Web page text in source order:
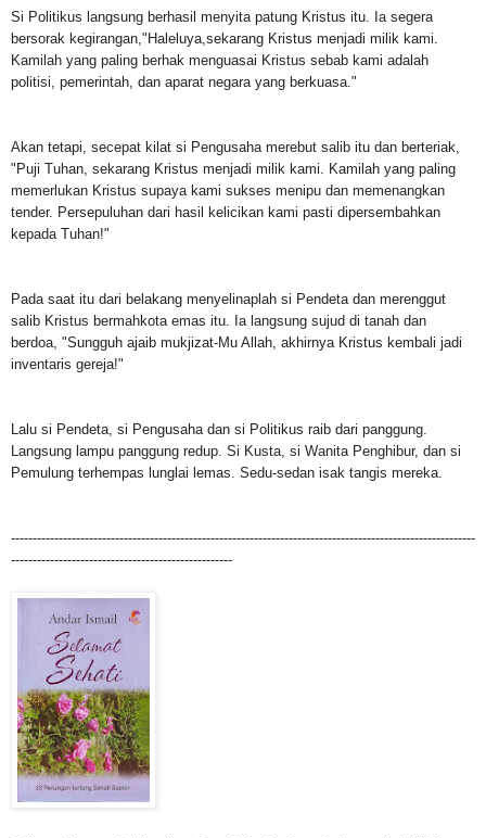
Si Politikus langsung berhasil menyita patung Kristus itu. Ia segera
bersorak kegirangan,"Haleluya,sekarang Kristus menjadi milik kami.
Kamilah yang paling berhak menguasai Kristus sebab kami adalah
politisi, pemerintah, dan aparat negara yang berkuasa."
Akan tetapi, secepat kilat si Pengusaha merebut salib itu dan berteriak,
"Puji Tuhan, sekarang Kristus menjadi milik kami. Kamilah yang paling
memerlukan Kristus supaya kami sukses menipu dan memenangkan
tender. Persepuluhan dari hasil kelicikan kami pasti dipersembahkan
kepada Tuhan!"
Pada saat itu dari belakang menyelinaplah si Pendeta dan merenggut
salib Kristus bermahkota emas itu. Ia langsung sujud di tanah dan
berdoa, "Sungguh ajaib mukjizat-Mu Allah, akhirnya Kristus kembali jadi
inventaris gereja!"
Lalu si Pendeta, si Pengusaha dan si Politikus raib dari panggung.
Langsung lampu panggung redup. Si Kusta, si Wanita Penghibur, dan si
Pemulung terhempas lunglai lemas. Sedu-sedan isak tangis mereka.
-----------------------------------------------------------------------------------------------------------
---------------------------------------------------